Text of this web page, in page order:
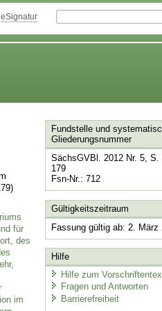
eSignatur
für
des
im
Fundstelle und
Gliederungsnummer
SächsGVBl. 2012 Nr. 5, S.
179
Fsn-Nr.: 712
Gültigkeitszeitraum
Fassung gültig ab: 2. März
Hilfe
Hilfe zum
Fragen und Antworten
Barrierefreiheit